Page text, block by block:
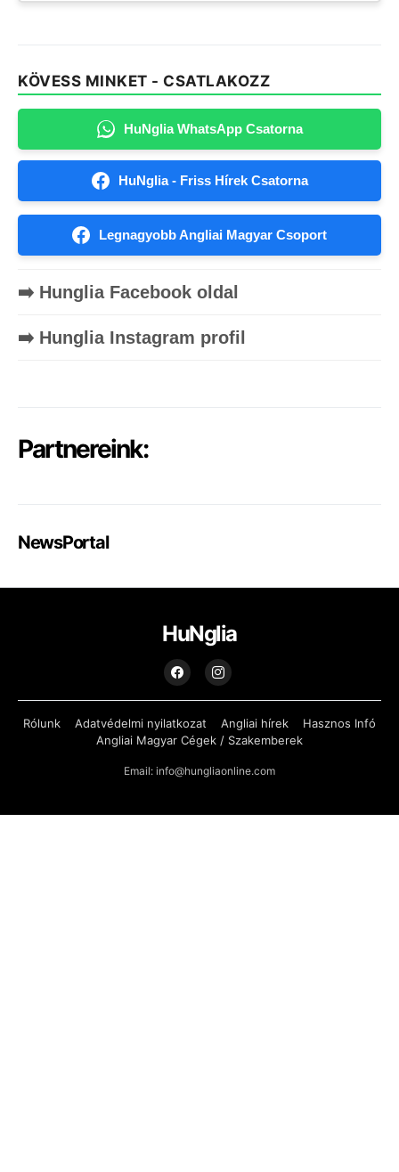
KÖVESS MINKET - CSATLAKOZZ
HuNglia WhatsApp Csatorna
HuNglia - Friss Hírek Csatorna
Legnagyobb Angliai Magyar Csoport
➡️ Hunglia Facebook oldal
➡️ Hunglia Instagram profil
Partnereink:
NewsPortal
HuNglia
Rólunk Adatvédelmi nyilatkozat Angliai hírek
Hasznos Infó
Angliai Magyar Cégek / Szakemberek
Email: info@hungliaonline.com